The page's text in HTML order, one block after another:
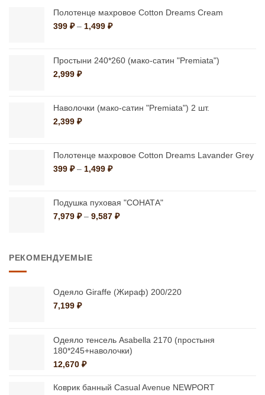
Опции
можно
странице
Опции
Полотенце махровое Cotton Dreams Cream
399 ₽ – 1,499 ₽Диапазон
–
Простыни 240*260 (мако-сатин "Premiata")
2,999 ₽
Наволочки (мако-сатин "Premiata") 2 шт.
2,399 ₽
Полотенце махровое Cotton Dreams Lavander Grey
399 ₽ – 1,499 ₽Диапазон
–
1,499 ₽
Подушка пуховая "СОНАТА"
7,979 ₽ – 9,587 ₽Диапазон
РЕКОМЕНДУЕМЫЕ
Одеяло Giraffe (Жираф) 200/220
7,199 ₽
Одеяло тенсель Asabella 2170 (простыня
180*245+наволочки)
12,670 ₽
Коврик банный Casual Avenue NEWPORT